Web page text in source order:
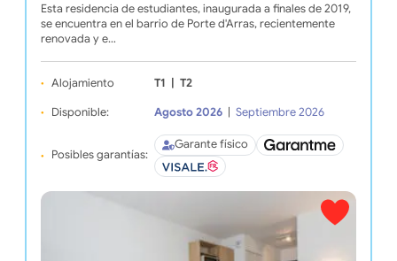
Esta residencia de estudiantes, inaugurada a finales de 2019,
se encuentra en el barrio de Porte d'Arras, recientemente
renovada y e…
Alojamiento T1 T2
Disponible: Agosto 2026 Septiembre 2026
Posibles garantías:
Garante físico